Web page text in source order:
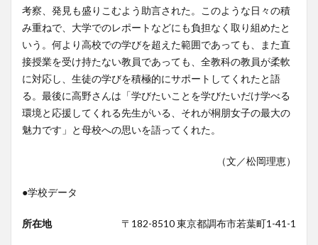
考察、発見も盛りこむよう助言された。このような日々の積
み重ねで、大学でのレポートなどにも負担なく取り組めたと
いう。何より高校での学びを超えた範囲であっても、また直
接授業を受け持たない教員であっても、全教科の教員が柔軟
に対応し、生徒の学びを積極的にサポートしてくれたと語
る。最後に高野さんは「学びたいことを学びたいだけ学べる
環境と応援してくれる先生がいる、それが桐朋女子の最大の
魅力です」と母校への思いを語ってくれた。
（文／松岡理恵）
●学校データ
所在地〒182-8510 東京都調布市若葉町1-41-1